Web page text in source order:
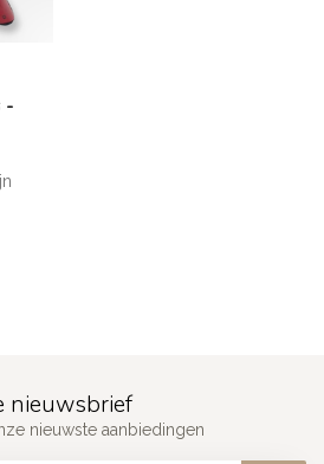
-
nieuwsbrief
nieuwste aanbiedingen